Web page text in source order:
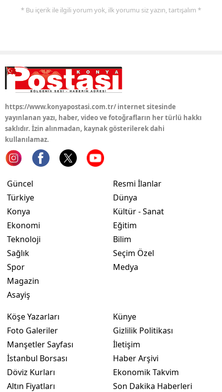
Tunceli
Şanlıurfa
Yozgat
Zonguldak
Bayburt
Şırnak
Ardahan
* Bu içerik ile ilgili yorum yok, ilk yorumu siz yazın, tartışalım *
https://www.konyapostasi.com.tr/ internet sitesinde
yayınlanan yazı, haber, video ve fotoğrafların her türlü hakkı
saklıdır. İzin alınmadan, kaynak gösterilerek dahi
kullanılamaz.
Güncel
Türkiye
Konya
Ekonomi
Teknoloji
Sağlık
Spor
Magazin
Asayiş
Resmi İlanlar
Dünya
Kültür - Sanat
Eğitim
Bilim
Seçim Özel
Medya
Köşe Yazarları
Foto Galeriler
Manşetler Sayfası
İstanbul Borsası
Döviz Kurları
Altın Fiyatları
Künye
Gizlilik Politikası
İletişim
Haber Arşivi
Ekonomik Takvim
Son Dakika Haberleri